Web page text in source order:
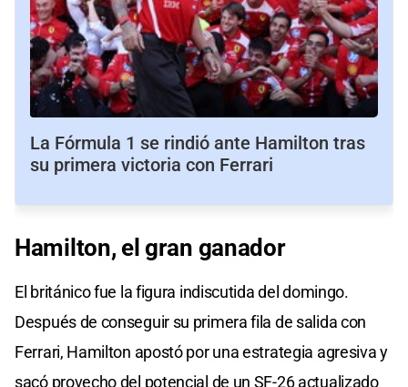
La Fórmula 1 se rindió ante Hamilton tras
su primera victoria con Ferrari
Hamilton, el gran ganador
El británico fue la figura indiscutida del domingo.
Después de conseguir su primera fila de salida con
Ferrari, Hamilton apostó por una estrategia agresiva y
sacó provecho del potencial de un SF-26 actualizado